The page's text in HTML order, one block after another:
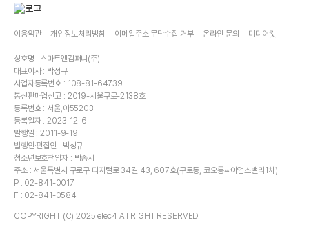
이용약관 개인정보처리방침 이메일주소 무단수집 거부 온라인 문의 미디어킷
상호명 : 스마트앤컴퍼니(주)
대표이사 : 박성규
사업자등록번호 : 108-81-64739
통신판매업신고 : 2019-서울구로-2138호
등록번호 : 서울,아55203
등록일자 : 2023-12-6
발행일 : 2011-9-19
발행인·편집인 : 박성규
청소년보호책임자 : 박종서
주소 : 서울특별시 구로구 디지털로 34길 43, 607호(구로동, 코오롱싸이언스밸리1차)
P : 02-841-0017
F : 02-841-0584
COPYRIGHT (C) 2025 elec4 All RIGHT RESERVED.